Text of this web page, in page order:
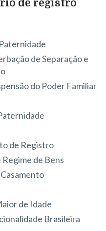
de registro
de Separação e
do Poder Familiar
de Registro
de Bens
de Idade
Brasileira